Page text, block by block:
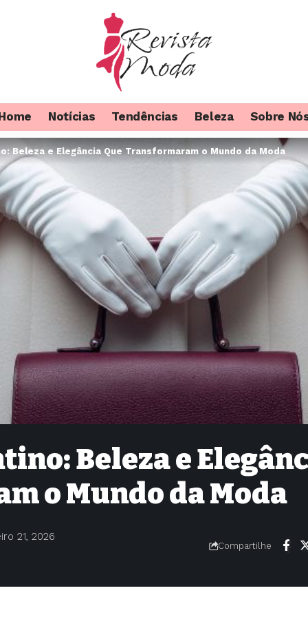
Notícias Tendências Beleza Sobre
Beleza e Elegância Que Transformaram o Mundo da Moda
Beleza e
o Mundo da Moda
21, 2026
Compartilhe